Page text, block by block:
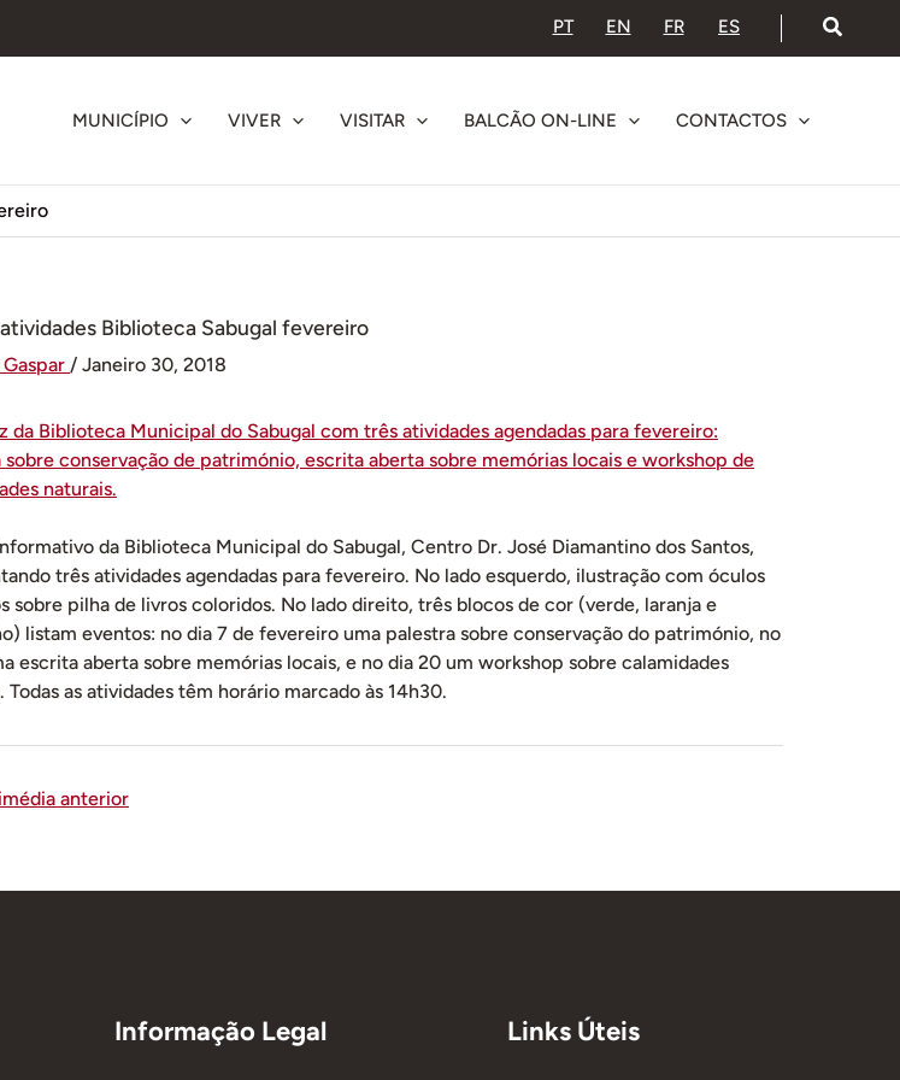
PT EN FR ES
MUNICÍPIO VIVER VISITAR BALCÃO ON-LINE CONTACTOS
Biblioteca Sabugal fevereiro
/ Janeiro 30, 2018
da Biblioteca Municipal do Sabugal, Centro Dr. José Diamantino dos Santos,
três atividades agendadas para fevereiro. No lado esquerdo, ilustração com óculos
sobre pilha de livros coloridos. No lado direito, três blocos de cor (verde, laranja e
listam eventos: no dia 7 de fevereiro uma palestra sobre conservação do património, no
escrita aberta sobre memórias locais, e no dia 20 um workshop sobre calamidades
Todas as atividades têm horário marcado às 14h30.
anterior
Informação Legal Links Úteis